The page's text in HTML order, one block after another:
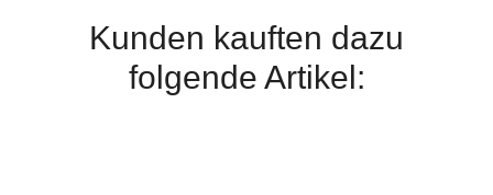
Kunden kauften dazu
folgende Artikel: